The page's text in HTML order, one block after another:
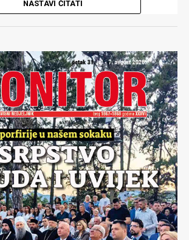
Džinović,pjevač moje mladosti, i kava
bifeu, pozvao puk na Jahorinu da se
doba, bajkovito. Ne zato što smo
godina mlađi… Ne, već zbog toga što je
zimskih olimpijskih igara bilo prije
jakih ličnosti,kojih, nažalost niti u
niti u drugim djelovima bivše nam
domovine sve teže i sve rjeđe nalazim..
golemi ispit koji je polagalo Sarajevo,
Jugoslavija…Sa timom ozbiljnih osoba
sa istinskim državnikomBrankom
ovaj generacijski projekat ne da je samo
zimske olimpijske igre postale su
u svijetu svjetskog olimpizma.
NASTAVI ČITATI